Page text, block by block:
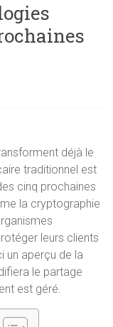
déjà le
traditionnel est
cinq prochaines
la cryptographie
leurs clients
un aperçu de la
le partage
est géré.